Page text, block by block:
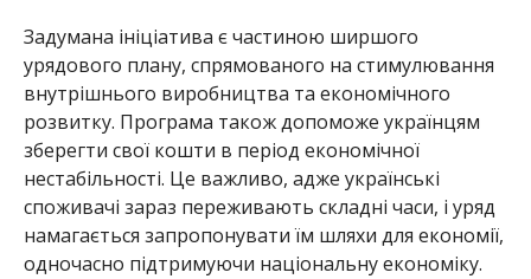
Задумана ініціатива є частиною ширшого
урядового плану, спрямованого на стимулювання
внутрішнього виробництва та економічного
розвитку. Програма також допоможе українцям
зберегти свої кошти в період економічної
нестабільності. Це важливо, адже українські
споживачі зараз переживають складні часи, і уряд
намагається запропонувати їм шляхи для економії,
одночасно підтримуючи національну економіку.